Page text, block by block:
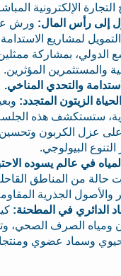
التجارة الإلكترونية
إلى رأس المال: ورش
لمشاريع
الدولي، بمشاركة
والمستثمرين المؤثرين.
الزيتون المتجدد:
ستستكشف هذه
عزل الكربون
التنوع البيولوجي.
المياه في عالم يسوده
حالة من المناطق
والأصول الجذرية
الدائري في المطحنة:
ومياه الصرف الصحي،
وسماد عضوي